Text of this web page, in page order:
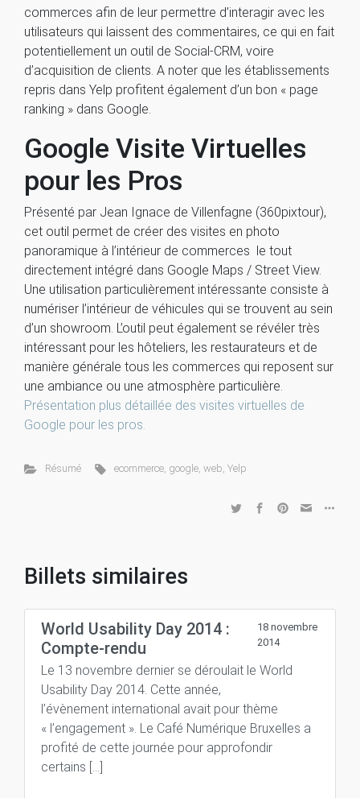
commerces afin de leur permettre d’interagir avec les
utilisateurs qui laissent des commentaires, ce qui en fait
potentiellement un outil de Social-CRM, voire
d’acquisition de clients. A noter que les établissements
repris dans Yelp profitent également d’un bon « page
ranking » dans Google.
Google Visite Virtuelles
pour les Pros
Présenté par Jean Ignace de Villenfagne (360pixtour),
cet outil permet de créer des visites en photo
panoramique à l’intérieur de commerces le tout
directement intégré dans Google Maps / Street View.
Une utilisation particulièrement intéressante consiste à
numériser l’intérieur de véhicules qui se trouvent au sein
d’un showroom. L’outil peut également se révéler très
intéressant pour les hôteliers, les restaurateurs et de
manière générale tous les commerces qui reposent sur
une ambiance ou une atmosphère particulière.
Présentation plus détaillée des visites virtuelles de
Google pour les pros.
Résumé ecommerce, google,web,Yelp
Billets similaires
World Usability Day 2014 :
Compte-rendu
18 novembre
2014
Le 13 novembre dernier se déroulait le World
Usability Day 2014. Cette année,
l’évènement international avait pour thème
« l’engagement ». Le Café Numérique Bruxelles a
profité de cette journée pour approfondir
certains […]